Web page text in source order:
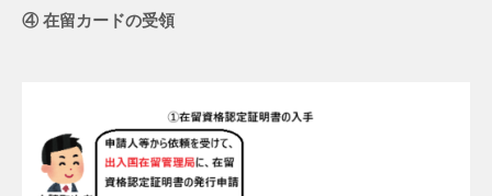
④ 在留カードの受領